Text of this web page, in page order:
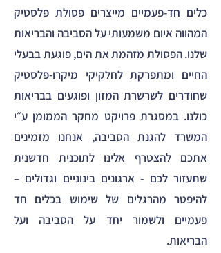
כלים חד-פעמיים מייצרים פסולת פלסטיק
המהווה איום משמעותי על הסביבה והבריאות
שלנו. הפסולת מזהמת את הים, פוגעת בבעלי
החיים ומתפרקת לחלקיקי מיקרו-פלסטיק
שחודרים לשרשרת המזון ופוגעים בבריאות
כולנו. במסגרת פרויקט מחקר הממומן ע״י
המשרד להגנת הסביבה, אנחנו מזמינים
אתכם להצטרף אלינו לתוכנית חדשנית
שתעזור לכם - ארגונים בינוניים וגדולים –
להיפטר מהרגלים של שימוש בכלים חד
פעמיים ולשמור יחד על הסביבה ועל
הבריאות.